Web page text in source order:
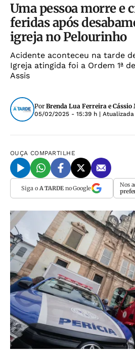
Uma pessoa morre e
feridas após
igreja no Pelourinho
Acidente aconteceu na tarde
Igreja atingida foi a Ordem 1ª
Assis
Por Brenda Lua Ferreira e Cássio
05/02/2025 - 15:39 h |
OUÇA COMPARTILHE
Siga o A TARDEno Google Nos